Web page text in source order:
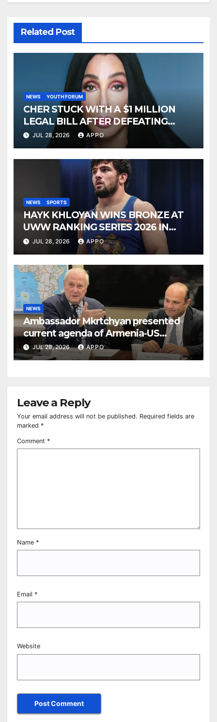
Related Post
NEWS YOUTH FORUM
CHER STUCK WITH A $1 MILLION
LEGAL BILL AFTER DEFEATING
SONNY BONO’S WIDOW
JUL 28, 2026 APPO
NEWS SPORTS
HAYK KHLOYAN WINS BRONZE AT
UWW RANKING SERIES 2026 IN
BUDAPEST
JUL 28, 2026 APPO
NEWS
Ambassador Mkrtchyan presented
current agenda of Armenia-US
relations at American Foreign Policy
Council
JUL 28, 2026 APPO
Leave a Reply
Your email address will not be published. Required fields are
marked *
Comment *
Name *
Email *
Website